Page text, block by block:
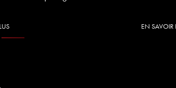
EN SAVOIR